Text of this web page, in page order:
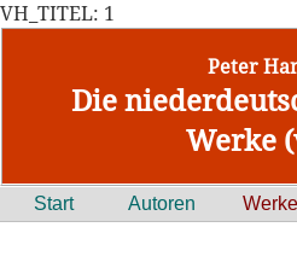
VH_TITEL: 1
Peter
Die
Werke
Start Autoren Werke